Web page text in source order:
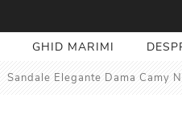
GHID MARIMI
Sandale Elegante Dama Camy